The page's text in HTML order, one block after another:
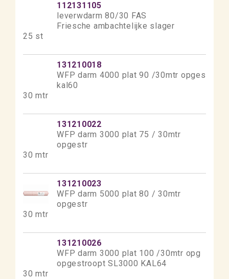
112131105
leverwdarm 80/30 FAS
Friesche ambachtelijke slager
25 st
131210018
WFP darm 4000 plat 90 /30mtr opges
kal60
30 mtr
131210022
WFP darm 3000 plat 75 / 30mtr
opgestr
30 mtr
131210023
WFP darm 5000 plat 80 / 30mtr
opgestr
30 mtr
131210026
WFP darm 3000 plat 100 /30mtr opg
opgestroopt SL3000 KAL64
30 mtr